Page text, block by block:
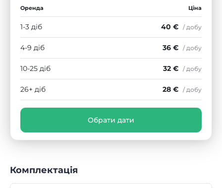
Оренда Ціна
1-3 діб 40 € / добу
4-9 діб 36 € / добу
10-25 діб 32 € / добу
26+ діб 28 € / добу
Обрати дати
Комплектація